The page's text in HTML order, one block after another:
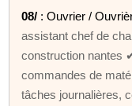
08/ : Ouvrier /
assistant chef de
construction nantes
commandes de
tâches journalières,